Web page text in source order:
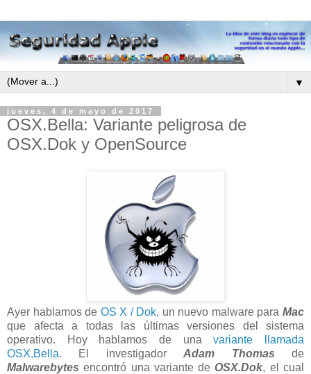
▼
jueves, 4 de mayo de 2017
OSX.Bella: Variante peligrosa de
OSX.Dok y OpenSource
Ayer hablamos de OS X / Dok, un nuevo malware paraMac
que afecta a todas las últimas versiones del sistema
operativo. Hoy hablamos de unavariante llamada
OSX.Bella. El investigadorAdam Thomas de
Malwarebytes encontró una variante deOSX.Dok, el cual